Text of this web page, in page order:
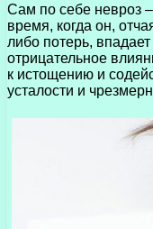
Сам по себе невроз –
время, когда он,
либо потерь,
отрицательное
к истощению и
усталости и